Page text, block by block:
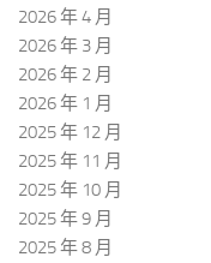
2026 年 4 月
2026 年 3 月
2026 年 2 月
2026 年 1 月
2025 年 12 月
2025 年 11 月
2025 年 10 月
2025 年 9 月
2025 年 8 月